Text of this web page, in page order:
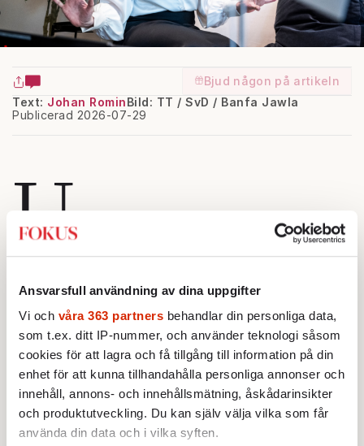
Ansvarsfull användning av dina uppgifter
Vi och våra 363 partners behandlar din personliga data,
som t.ex. ditt IP-nummer, och använder teknologi såsom
cookies för att lagra och få tillgång till information på din
enhet för att kunna tillhandahålla personliga annonser och
innehåll, annons- och innehållsmätning, åskådarinsikter
och produktutveckling. Du kan själv välja vilka som får
använda din data och i vilka syften.
Bjud någon på artikeln
Text: Johan Romin
Publicerad 2026-07-29
Bild: TT / SvD / Banfa Jawla
U nder partiledarnas tal i Almedalen
har tillhört andra partier, men som nu
lyssnade till en ny partiledare. Här fanns
Richard Herrey, som lämnat Moderaterna för
Kristdemokraterna, och Marléne Lund
Kopparklint, som varit moderat
riksdagsledamot men nu gått över till
Sverigedemokraterna tillsammans med den